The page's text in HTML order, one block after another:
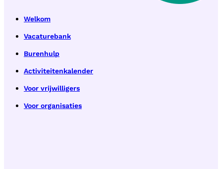
Welkom
Vacaturebank
Burenhulp
Activiteitenkalender
Voor vrijwilligers
Voor organisaties